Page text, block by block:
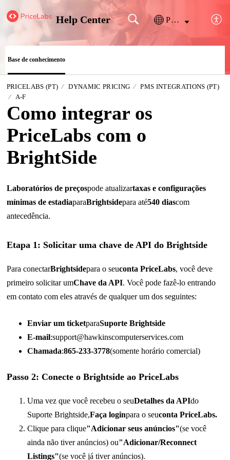
Help Center Português
Base de conhecimento
PRICELABS (PT) DYNAMIC PRICING
PMS INTEGRATIONS (PT)
A-F
Como integrar os
PriceLabs com o
BrightSide
Laboratórios de preçospode atualizartaxas e configurações
mínimas de estadiaparaBrightsidepara até540 diascom
antecedência.
Etapa 1: Solicitar uma chave de API do Brightside
Para conectarBrightsidepara o seuconta PriceLabs, você deve
primeiro solicitar umChave da API. Você pode fazê-lo entrando
em contato com eles através de qualquer um dos seguintes:
Enviar um ticketparaSuporte Brightside
E-mail:support@hawkinscomputerservices.com
Chamada:865-233-3778(somente horário comercial)
Passo 2: Conecte o Brightside ao PriceLabs
Uma vez que você recebeu o seuDetalhes da APIdo
Suporte Brightside,Faça loginpara o seuconta PriceLabs.
Clique para clique"Adicionar seus anúncios"(se você
ainda não tiver anúncios) ou"Adicionar/Reconnect
Listings"(se você já tiver anúncios).